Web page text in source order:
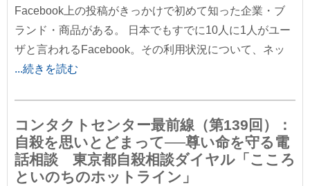
Facebook上の投稿がきっかけで初めて知った企業・ブ
ランド・商品がある。 日本でもすでに10人に1人がユー
ザと言われるFacebook。その利用状況について、ネッ
...続きを読む
コンタクトセンター最前線（第139回）：
自殺を思いとどまって──尊い命を守る電
話相談 東京都自殺相談ダイヤル「こころ
といのちのホットライン」